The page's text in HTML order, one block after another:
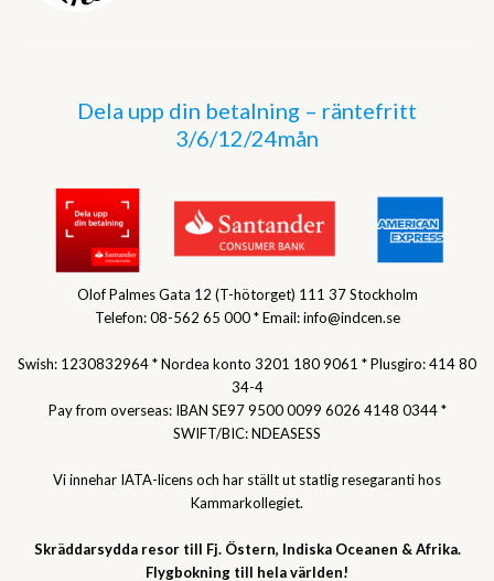
Dela upp din betalning – räntefritt
3/6/12/24mån
Olof Palmes Gata 12 (T-hötorget) 111 37 Stockholm
Telefon: 08-562 65 000 * Email: info@indcen.se
Swish: 1230832964 * Nordea konto 3201 180 9061 * Plusgiro: 414 80
34-4
Pay from overseas: IBAN SE97 9500 0099 6026 4148 0344 *
SWIFT/BIC: NDEASESS
Vi innehar IATA-licens och har ställt ut statlig resegaranti hos
Kammarkollegiet.
Skräddarsydda resor till Fj. Östern, Indiska Oceanen & Afrika.
Flygbokning till hela världen!